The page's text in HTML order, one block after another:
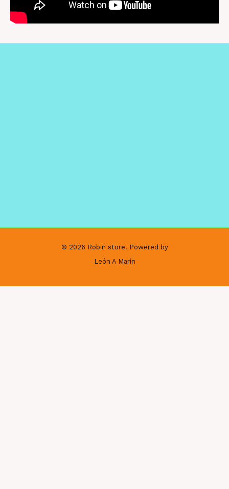
© 2026 Robin store. Powered by
León A Marín